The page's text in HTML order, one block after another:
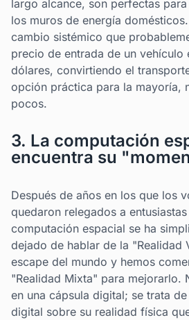
largo alcance, son perfectas
los muros de energía
cambio sistémico que
precio de entrada de un vehículo
dólares, convirtiendo el
opción práctica para la mayoría,
pocos.
3. La computación
encuentra su
Después de años en los que los
quedaron relegados a
computación espacial se ha
dejado de hablar de la "Realidad
escape del mundo y hemos
"Realidad Mixta" para mejorarlo.
en una cápsula digital; se trata
digital sobre su realidad física